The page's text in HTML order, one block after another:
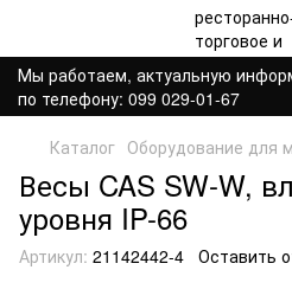
Мы работаем, актуальную
по телефону: 099 029-01-67
Каталог Оборудование для
Весы CAS SW-W,
уровня IP-66
Артикул: 21142442-4 Оставить